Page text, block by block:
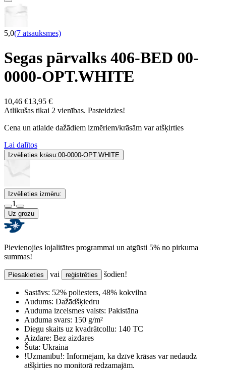
5,0(7 atsauksmes)
Segas pārvalks 406-BED 00-
0000-OPT.WHITE
10,46 €13,95 €
Atlikušas tikai 2 vienības. Pasteidzies!
Cena un atlaide dažādiem izmēriem/krāsām var atšķirties
Lai dalītos
Izvēlieties krāsu:00-0000-OPT.WHITE
Izvēlieties izmēru:
1
Uz grozu
Pievienojies lojalitātes programmai un atgūsti 5% no pirkuma
summas!
Piesakieties vai reģistrēties šodien!
Sastāvs: 52% poliesters, 48% kokvilna
Audums: Dažādšķiedru
Auduma izcelsmes valsts: Pakistāna
Auduma svars: 150 g/m²
Diegu skaits uz kvadrātcollu: 140 TC
Aizdare: Bez aizdares
Šūta: Ukrainā
!Uzmanību!: Informējam, ka dzīvē krāsas var nedaudz
atšķirties no monitorā redzamajām.